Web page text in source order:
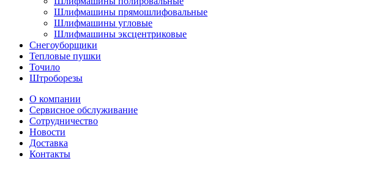
Шлифмашины прямошлифовальные
Шлифмашины угловые
Шлифмашины эксцентриковые
Снегоуборщики
Тепловые пушки
Точило
Штроборезы
О компании
Сервисное обслуживание
Сотрудничество
Новости
Доставка
Контакты